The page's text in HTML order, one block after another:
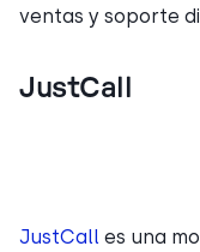
ventas y soporte
JustCall
JustCall es una